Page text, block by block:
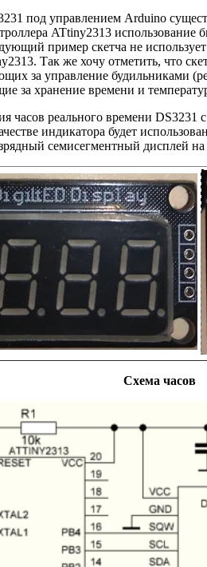
под управлением Arduino
ATtiny2313 использование
пример скетча не
Так же хочу отметить, что
за управление будильниками
за хранение времени и
часов реального времени
индикатора будет
семисегментный дисплей
Схема часов